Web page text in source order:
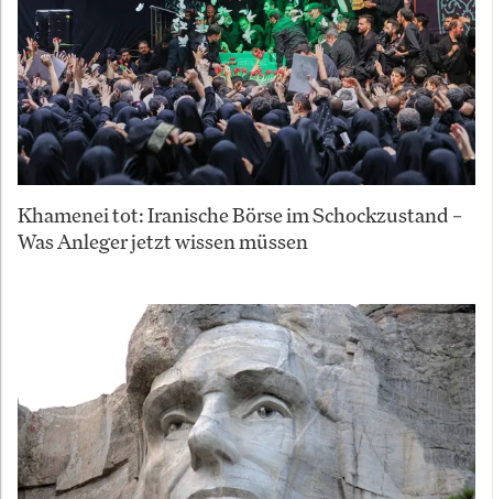
Khamenei tot: Iranische Börse im Schockzustand –
Was Anleger jetzt wissen müssen